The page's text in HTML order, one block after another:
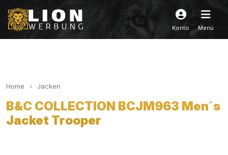
Konto Menü
Home Jacken
B&C COLLECTION BCJM963 Men´s
Jacket Trooper